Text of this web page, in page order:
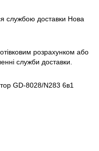
службою доставки Нова
розрахунком або
служби доставки.
GD-8028/N283 6в1